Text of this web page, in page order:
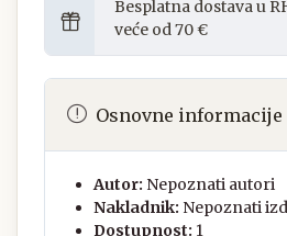
Besplatna dostava u
veće od 70 €
Osnovne informacije
Autor: Nepoznati autori
Nakladnik: Nepoznati
Dostupnost: 1